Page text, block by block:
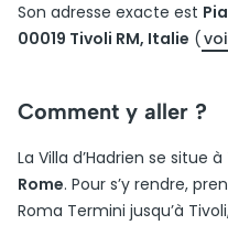
Son adresse exacte est
00019 Tivoli RM, Italie (
Comment y aller ?
La Villa d’Hadrien se situe
Rome. Pour s’y rendre,
Roma Termini jusqu’à